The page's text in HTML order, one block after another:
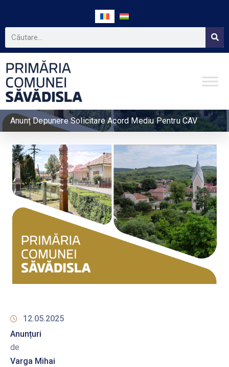
Anunț Depunere Solicitare Acord Mediu Pentru CAV
12.05.2025
Anunțuri
de
Varga Mihai